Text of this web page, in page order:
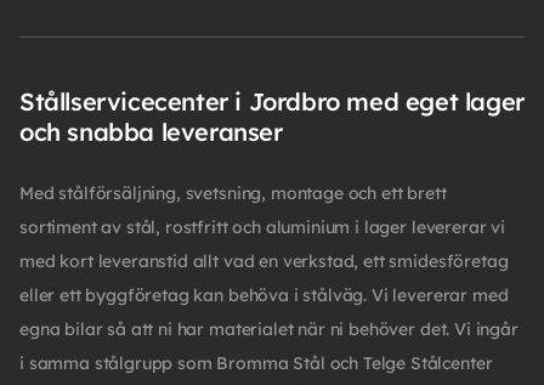
Stållservicecenter i Jordbro med eget lager
och snabba leveranser
Med stålförsäljning, svetsning, montage och ett brett
sortiment av stål, rostfritt och aluminium i lager levererar vi
med kort leveranstid allt vad en verkstad, ett smidesföretag
eller ett byggföretag kan behöva i stålväg. Vi levererar med
egna bilar så att ni har materialet när ni behöver det. Vi ingår
i samma stålgrupp som Bromma Stål och Telge Stålcenter